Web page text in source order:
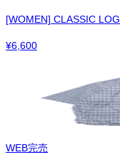
[WOMEN] CLASSIC
¥6,600
WEB完売